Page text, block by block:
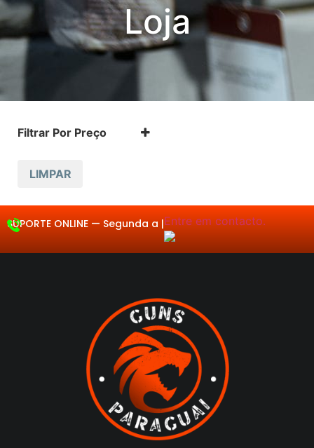
Loja
Filtrar Por Preço
LIMPAR
SUPORTE ONLINE — Se|Entre em contacto.